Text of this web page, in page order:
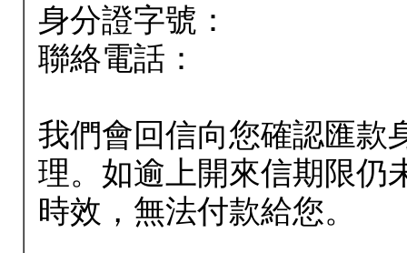
身分證字號：
聯絡電話：
我們會回信向您確認匯款
理。如逾上開來信期限仍
時效，無法付款給您。